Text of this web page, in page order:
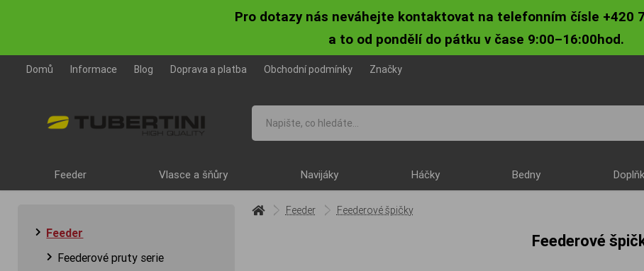
Pro dotazy nás neváhejte kontaktovat na telefonním čísle +420
a to od pondělí do pátku v čase 9:00–16:00hod.
Domů Informace Blog Doprava a platba Obchodní podmínky Značky
Feeder Vlasce a šňůry Navijáky Háčky Bedny
Feeder
Feederové pruty serie
Feeder Feederové špičky
Feederové